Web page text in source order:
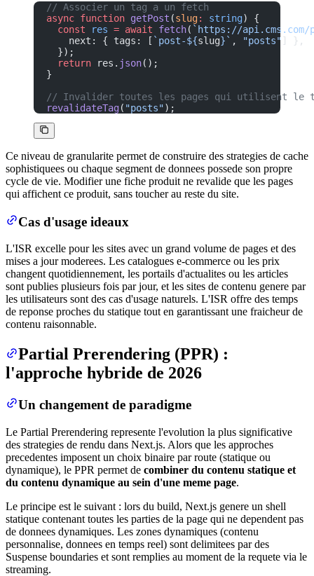
// Associer un tag a un fetch
async function getPost (slug: string) {
  const
res = await fetch( `https://api.cms.com/
    next: { tags: [
`post-${slug}` , "posts" ] },
  });
  return
res. json();
}
// Invalider toutes les pages qui utilisent le
revalidateTag( "posts");
Ce niveau de granularite permet de construire des strategies de cache
sophistiquees ou chaque segment de donnees possede son propre
cycle de vie. Modifier une fiche produit ne revalide que les pages
qui affichent ce produit, sans toucher au reste du site.
Cas d'usage ideaux
L'ISR excelle pour les sites avec un grand volume de pages et des
mises a jour moderees. Les catalogues e-commerce ou les prix
changent quotidiennement, les portails d'actualites ou les articles
sont publies plusieurs fois par jour, et les sites de contenu genere par
les utilisateurs sont des cas d'usage naturels. L'ISR offre des temps
de reponse proches du statique tout en garantissant une fraicheur de
contenu raisonnable.
Partial Prerendering (PPR) :
l'approche hybride de 2026
Un changement de paradigme
Le Partial Prerendering represente l'evolution la plus significative
des strategies de rendu dans Next.js. Alors que les approches
precedentes imposent un choix binaire par route (statique ou
dynamique), le PPR permet de combiner du contenu statique et
du contenu dynamique au sein d'une meme page.
Le principe est le suivant : lors du build, Next.js genere un shell
statique contenant toutes les parties de la page qui ne dependent pas
de donnees dynamiques. Les zones dynamiques (contenu
personnalise, donnees en temps reel) sont delimitees par des
Suspense boundaries et sont remplies au moment de la requete via le
streaming.